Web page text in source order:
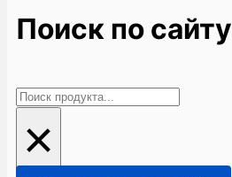
Поиск по сайту
Поиск
×